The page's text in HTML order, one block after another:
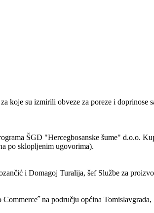
koje su izmirili obveze za poreze i doprinose
ŠGD "Hercegbosanske šume" d.o.o.
po sklopljenim ugovorima).
i Domagoj Turalija, šef Službe za
na području općina